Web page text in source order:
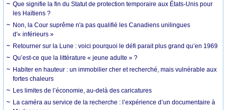
Que signifie la fin du Statut de protection temporaire aux États-Unis pour
les Haïtiens ?
Non, la Cour suprême n'a pas qualifié les Canadiens unilingues
d'« inférieurs »
Retourner sur la Lune : voici pourquoi le défi parait plus grand qu’en 1969
Qu’est-ce que la littérature « jeune adulte » ?
Habiter en hauteur : un immobilier cher et recherché, mais vulnérable aux
fortes chaleurs
Les limites de l’économie, au-delà des caricatures
La caméra au service de la recherche : l’expérience d’un documentaire à